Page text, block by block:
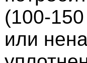
(100-
или